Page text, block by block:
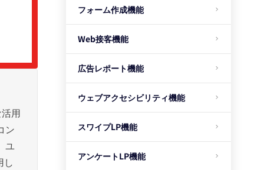
用
ン
ユ
し
フォーム作成機能
Web接客機能
広告レポート機能
ウェブアクセシビリティ機能
スワイプLP機能
アンケートLP機能